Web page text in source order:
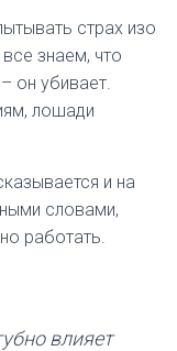
страх изо
знаем, что
он убивает.
лошади
и на
словами,
работать.
влияет